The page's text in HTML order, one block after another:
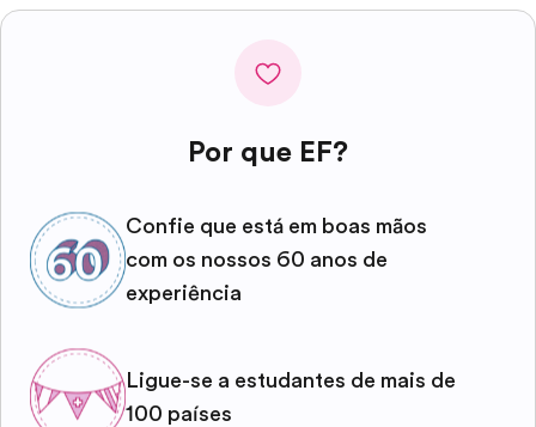
Por que EF?
Confie que está em boas mãos
com os nossos 60 anos de
experiência
Ligue-se a estudantes de mais de
100 países